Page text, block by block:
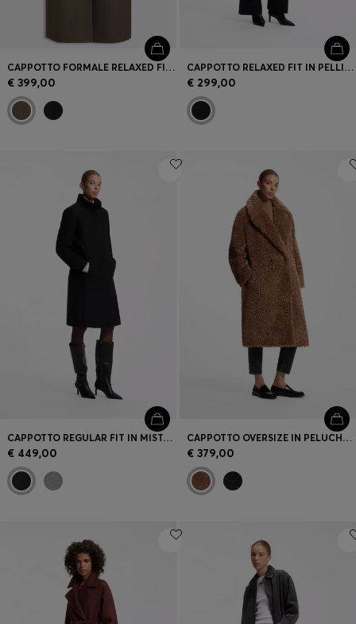
CAPPOTTO FORMALE RELAXED FIT CON RIVETTO CON MONOGRAMMA
€ 399,00
CAPPOTTO RELAXED FIT IN PELLICCIA SINTETICA LAVORATA
€ 299,00
CAPPOTTO REGULAR FIT IN MISTO LANA
€ 449,00
CAPPOTTO OVERSIZE IN PELUCHE CON CHIUSURA DOPPIOPETTO
€ 379,00